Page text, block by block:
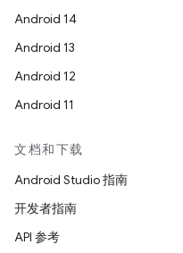
Android 14
Android 13
Android 12
Android 11
文档和下载
Android Studio 指南
开发者指南
API 参考